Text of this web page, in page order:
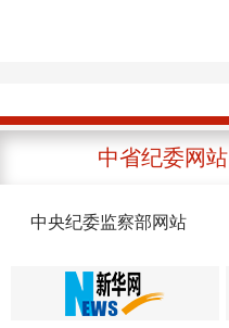
中省纪委网站
中央纪委监察部网站